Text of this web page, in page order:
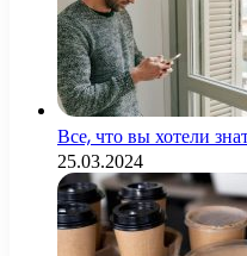
Все, что вы хотели
25.03.2024